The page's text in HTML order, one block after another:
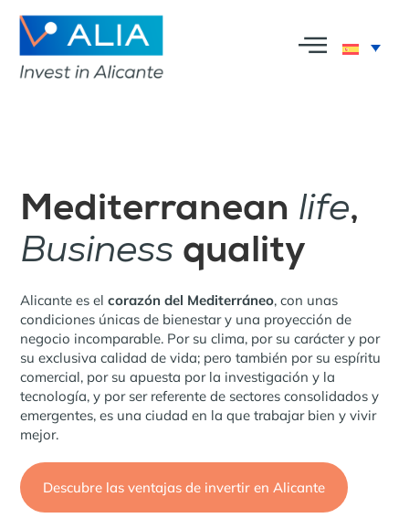
Mediterranean life,
Business quality
Alicante es elcorazón del Mediterráneo, con unas
condiciones únicas de bienestar y una proyección de
negocio incomparable. Por su clima, por su carácter y por
su exclusiva calidad de vida; pero también por su espíritu
comercial, por su apuesta por la investigación y la
tecnología, y por ser referente de sectores consolidados y
emergentes, es una ciudad en la que trabajar bien y vivir
mejor.
Descubre las ventajas de invertir en Alicante